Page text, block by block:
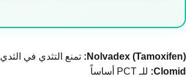
Nolvadex (Tamoxifen):
تمنع التثدي في الثدي
Clomid: للـ PCT أساساً